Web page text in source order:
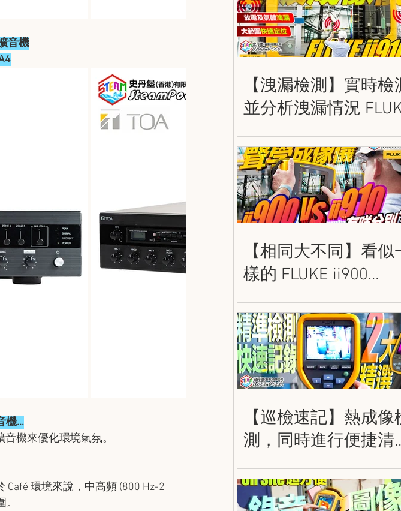
音機
機…
機來優化環境氣氛。
環境來說，中高頻 (800 Hz-2
【洩漏檢測】實時檢
並分析洩漏情況
ii910 精密聲波成像儀
【相同大不同】看似
樣的 FLUKE ii900
和 ii910 到底有甚麼
別呢？史丹堡 FLUKE
密聲學成像儀
【巡檢速記】熱成像
測，同時進行便捷清
的記錄！FLUKE
/ TiS75+ 熱成像儀